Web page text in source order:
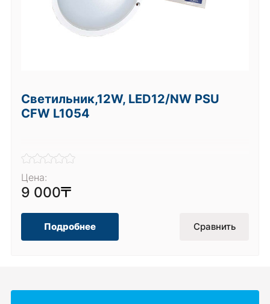
Светильник,12W, LED12/NW PSU
CFW L1054
Цена:
9 000
Подробнее Сравнить